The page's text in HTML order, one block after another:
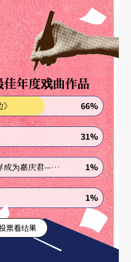
是素莲舞蹈、Easy唱歌这么
年度戏曲作品
66%
31%
《转生到异世界成为嘉庆君—发现我的祖先是诈骗集团!?》 1%
1%
票看结果